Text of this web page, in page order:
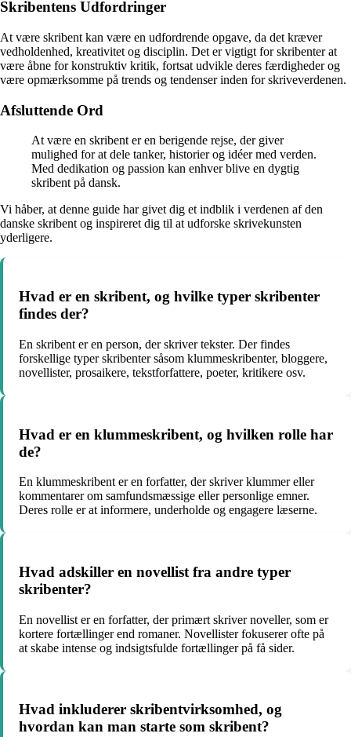
Skribentens Udfordringer
At være skribent kan være en udfordrende opgave, da det kræver
vedholdenhed, kreativitet og disciplin. Det er vigtigt for skribenter at
være åbne for konstruktiv kritik, fortsat udvikle deres færdigheder og
være opmærksomme på trends og tendenser inden for skriveverdenen.
Afsluttende Ord
At være en skribent er en berigende rejse, der giver
mulighed for at dele tanker, historier og idéer med verden.
Med dedikation og passion kan enhver blive en dygtig
skribent på dansk.
Vi håber, at denne guide har givet dig et indblik i verdenen af den
danske skribent og inspireret dig til at udforske skrivekunsten
yderligere.
Hvad er en skribent, og hvilke typer skribenter
findes der?
En skribent er en person, der skriver tekster. Der findes
forskellige typer skribenter såsom klummeskribenter, bloggere,
novellister, prosaikere, tekstforfattere, poeter, kritikere osv.
Hvad er en klummeskribent, og hvilken rolle har
de?
En klummeskribent er en forfatter, der skriver klummer eller
kommentarer om samfundsmæssige eller personlige emner.
Deres rolle er at informere, underholde og engagere læserne.
Hvad adskiller en novellist fra andre typer
skribenter?
En novellist er en forfatter, der primært skriver noveller, som er
kortere fortællinger end romaner. Novellister fokuserer ofte på
at skabe intense og indsigtsfulde fortællinger på få sider.
Hvad inkluderer skribentvirksomhed, og
hvordan kan man starte som skribent?